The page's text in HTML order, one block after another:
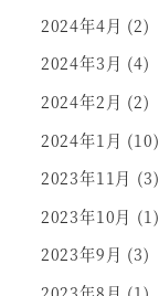
2024年4月 (2)
2024年3月 (4)
2024年2月 (2)
2024年1月 (10)
2023年11月 (3)
2023年10月 (1)
2023年9月 (3)